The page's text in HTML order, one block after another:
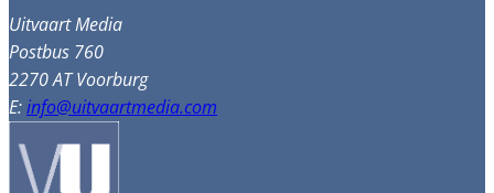
Uitvaart Media
Postbus 760
2270 AT Voorburg
E:info@uitvaartmedia.com